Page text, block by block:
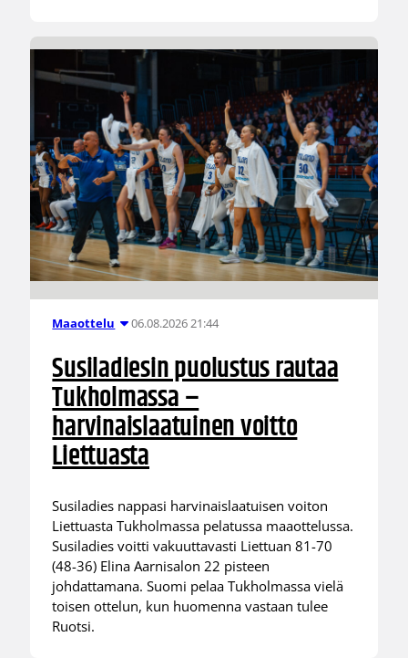
Maaottelu 06.08.2026 21:44
Susiladiesin puolustus rautaa
Tukholmassa –
harvinaislaatuinen voitto
Liettuasta
Susiladies nappasi harvinaislaatuisen voiton
Liettuasta Tukholmassa pelatussa maaottelussa.
Susiladies voitti vakuuttavasti Liettuan 81-70
(48-36) Elina Aarnisalon 22 pisteen
johdattamana. Suomi pelaa Tukholmassa vielä
toisen ottelun, kun huomenna vastaan tulee
Ruotsi.